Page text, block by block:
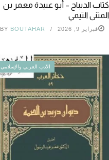
كتاب الديباج – أبو عبيدة معمر بن
المثنى التيمي
فبراير 9, 2026 BY BOUTAHAR
الأدب العربي والإسلامي